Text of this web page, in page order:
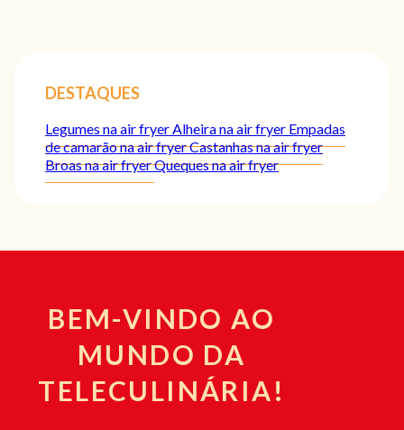
DESTAQUES
Legumes na air fryerAlheira na air fryer Empadas
de camarão na air fryerCastanhas na air fryer
Broas na air fryerQueques na air fryer
BEM-VINDO AO
MUNDO DA
TELECULINÁRIA!